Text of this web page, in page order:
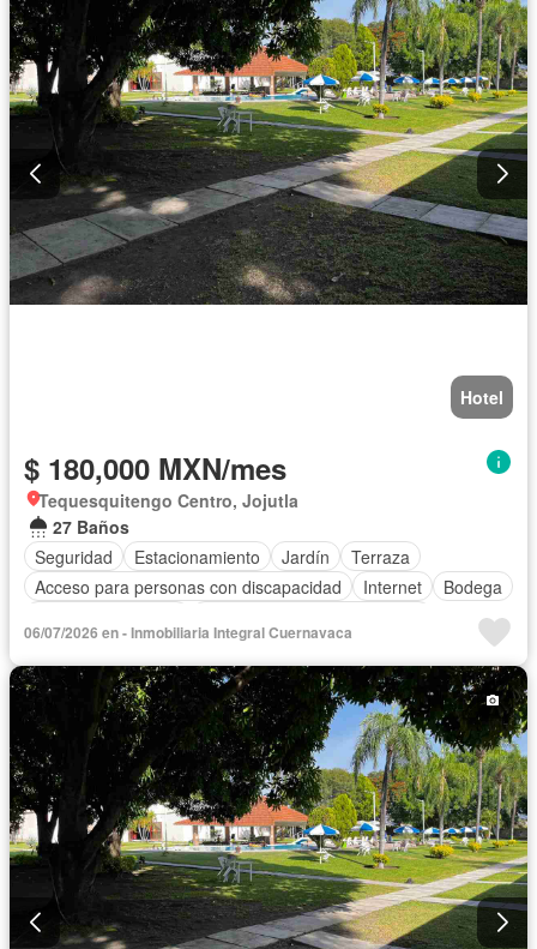
Hotel
$ 180,000 MXN/mes
Tequesquitengo Centro, Jojutla
27 Baños
Seguridad
Estacionamiento Jardín
Terraza
Acceso para personas con discapacidad
Internet
Bodega
Electricidad
Agua Gas natural
06/07/2026 en - Inmobiliaria Integral Cuernavaca